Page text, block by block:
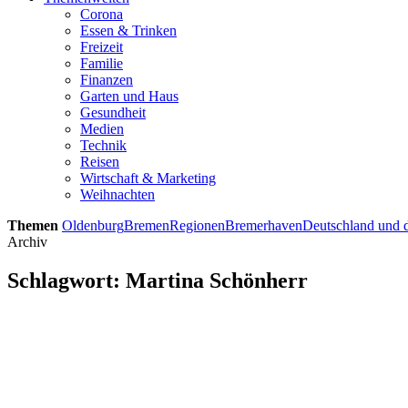
Corona
Essen & Trinken
Freizeit
Familie
Finanzen
Garten und Haus
Gesundheit
Medien
Technik
Reisen
Wirtschaft & Marketing
Weihnachten
Themen OldenburgBremenRegionenBremerhavenDeutschland und
Archiv
Schlagwort: Martina Schönherr